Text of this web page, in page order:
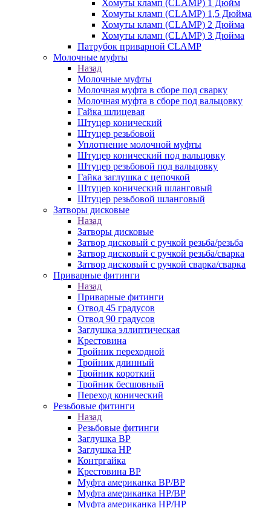
Хомуты кламп (CLAMP) 1 Дюйм
Хомуты кламп (CLAMP) 1,5 Дюйма
Хомуты кламп (CLAMP) 2 Дюйма
Хомуты кламп (CLAMP) 3 Дюйма
Патрубок приварной CLAMP
Молочные муфты
Назад
Молочные муфты
Молочная муфта в сборе под сварку
Молочная муфта в сборе под вальцовку
Гайка шлицевая
Штуцер конический
Штуцер резьбовой
Уплотнение молочной муфты
Штуцер конический под вальцовку
Штуцер резьбовой под вальцовку
Гайка заглушка с цепочкой
Штуцер конический шланговый
Штуцер резьбовой шланговый
Затворы дисковые
Назад
Затворы дисковые
Затвор дисковый с ручкой резьба/резьба
Затвор дисковый с ручкой резьба/сварка
Затвор дисковый с ручкой сварка/сварка
Приварные фитинги
Назад
Приварные фитинги
Отвод 45 градусов
Отвод 90 градусов
Заглушка эллиптическая
Крестовина
Тройник переходной
Тройник длинный
Тройник короткий
Тройник бесшовный
Переход конический
Резьбовые фитинги
Назад
Резьбовые фитинги
Заглушка ВР
Заглушка НР
Контргайка
Крестовина ВР
Муфта американка ВР/ВР
Муфта американка НР/ВР
Муфта американка НР/НР